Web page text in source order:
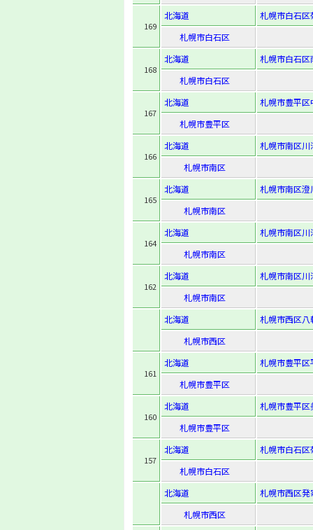
169
北海道
札幌市白石
札幌市白石区
168
北海道
札幌市白石
札幌市白石区
167
北海道
札幌市豊平
札幌市豊平区
166
北海道
札幌市南区
札幌市南区
165
北海道
札幌市南区
札幌市南区
164
北海道
札幌市南区
札幌市南区
162
北海道
札幌市南区
札幌市南区
北海道
札幌市西区
札幌市西区
161
北海道
札幌市豊平
札幌市豊平区
160
北海道
札幌市豊平
札幌市豊平区
157
北海道
札幌市白石
札幌市白石区
北海道
札幌市西区
札幌市西区